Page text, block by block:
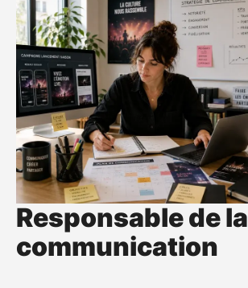
Responsable de la
communication